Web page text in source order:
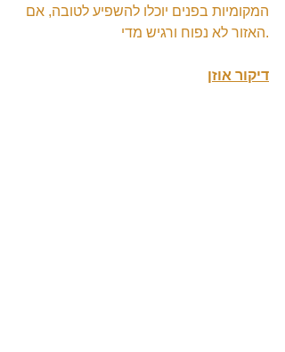
המקומיות בפנים יוכלו להשפיע לטובה, אם
האזור לא נפוח ורגיש מדי.
דיקור אוזן